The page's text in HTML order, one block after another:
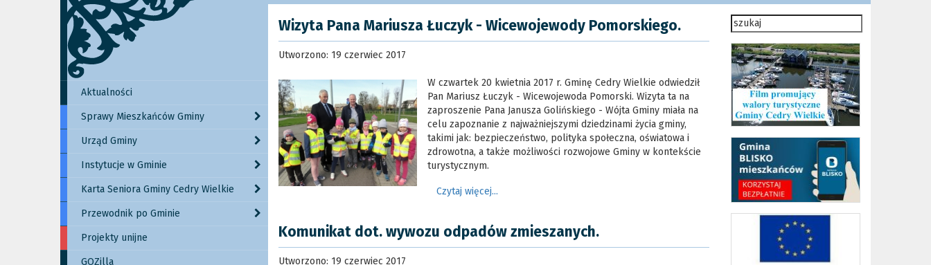
Aktualności
Sprawy Mieszkańców Gminy
Urząd Gminy
Instytucje w Gminie
Karta Seniora Gminy Cedry Wielkie
Przewodnik po Gminie
Projekty unijne
GOZilla
Wizyta Pana Mariusza Łuczyk - Wicewojewody Pomorskiego.
Utworzono: 19 czerwiec 2017
W czwartek 20 kwietnia 2017 r. Gminę Cedry Wielkie odwiedził
Pan Mariusz Łuczyk - Wicewojewoda Pomorski. Wizyta ta na
zaproszenie Pana Janusza Golińskiego - Wójta Gminy miała na
celu zapoznanie z najważniejszymi dziedzinami życia gminy,
takimi jak: bezpieczeństwo, polityka społeczna, oświatowa i
zdrowotna, a także możliwości rozwojowe Gminy w kontekście
turystycznym.
Czytaj więcej...
Komunikat dot. wywozu odpadów zmieszanych.
Utworzono: 19 czerwiec 2017